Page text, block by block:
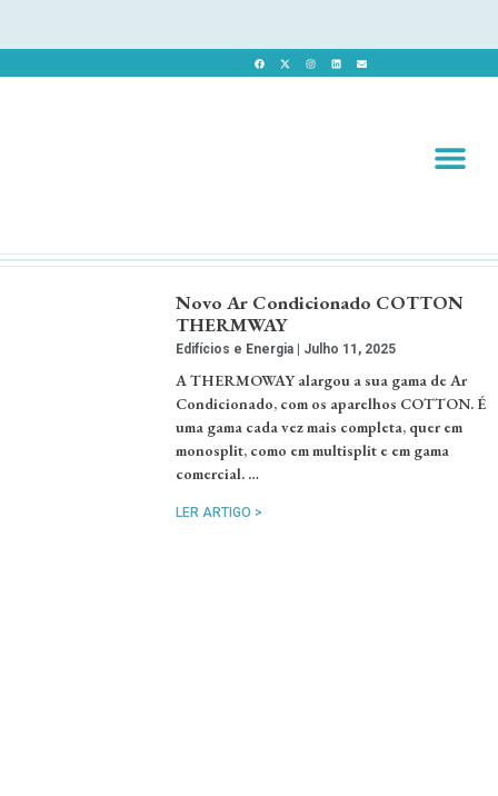
Novo Ar Condicionado COTTON
THERMWAY
Edifícios e Energia Julho 11, 2025
A THERMOWAY alargou a sua gama de Ar
Condicionado, com os aparelhos COTTON. É
uma gama cada vez mais completa, quer em
monosplit, como em multisplit e em gama
comercial. …
LER ARTIGO >